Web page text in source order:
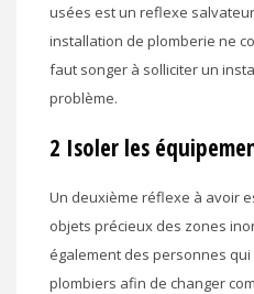
usées est un reflexe
installation de plomberie ne
faut songer à solliciter un
problème.
2 Isoler les
Un deuxième réflexe à avoir
objets précieux des zones
également des personnes
plombiers afin de changer